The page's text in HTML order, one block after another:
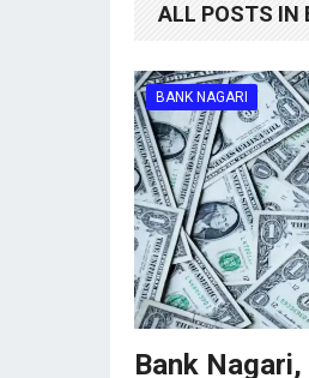
ALL POSTS IN
BANK NAGARI
Bank